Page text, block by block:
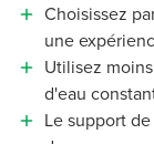
Choisissez
une
Utilisez
d'eau
Le support